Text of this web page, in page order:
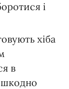
і
хіба
в